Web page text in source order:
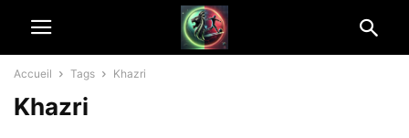
Accueil Tags Khazri
Khazri